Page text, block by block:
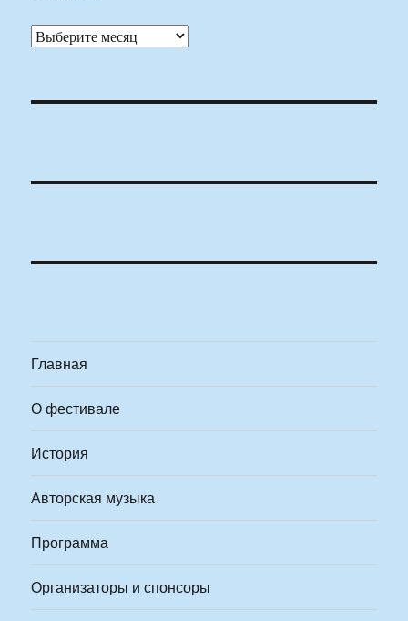
Архивы
Главная
О фестивале
История
Авторская музыка
Программа
Организаторы и спонсоры